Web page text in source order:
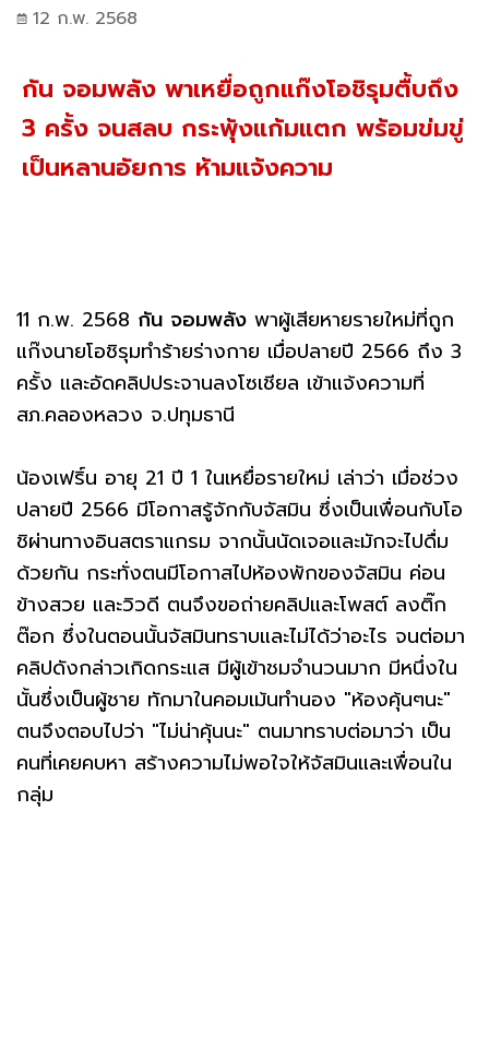
12 ก.พ. 2568
กัน จอมพลัง พาเหยื่อถูกแก๊งโอชิรุมตื้บถึง
3 ครั้ง จนสลบ กระพุ้งแก้มแตก พร้อมข่มขู่
เป็นหลานอัยการ ห้ามแจ้งความ
11 ก.พ. 2568 กัน จอมพลัง พาผู้เสียหายรายใหม่ที่ถูก
แก๊งนายโอชิรุมทำร้ายร่างกาย เมื่อปลายปี 2566 ถึง 3
ครั้ง และอัดคลิปประจานลงโซเชียล เข้าแจ้งความที่
สภ.คลองหลวง จ.ปทุมธานี
น้องเฟริ์น อายุ 21 ปี 1 ในเหยื่อรายใหม่ เล่าว่า เมื่อช่วง
ปลายปี 2566 มีโอกาสรู้จักกับจัสมิน ซึ่งเป็นเพื่อนกับโอ
ชิผ่านทางอินสตราแกรม จากนั้นนัดเจอและมักจะไปดื่ม
ด้วยกัน กระทั่งตนมีโอกาสไปห้องพักของจัสมิน ค่อน
ข้างสวย และวิวดี ตนจึงขอถ่ายคลิปและโพสต์ ลงติ๊ก
ต๊อก ซึ่งในตอนนั้นจัสมินทราบและไม่ได้ว่าอะไร จนต่อมา
คลิปดังกล่าวเกิดกระแส มีผู้เข้าชมจำนวนมาก มีหนึ่งใน
นั้นซึ่งเป็นผู้ชาย ทักมาในคอมเม้นทำนอง "ห้องคุ้นๆนะ"
ตนจึงตอบไปว่า "ไม่น่าคุ้นนะ" ตนมาทราบต่อมาว่า เป็น
คนที่เคยคบหา สร้างความไม่พอใจให้จัสมินและเพื่อนใน
กลุ่ม